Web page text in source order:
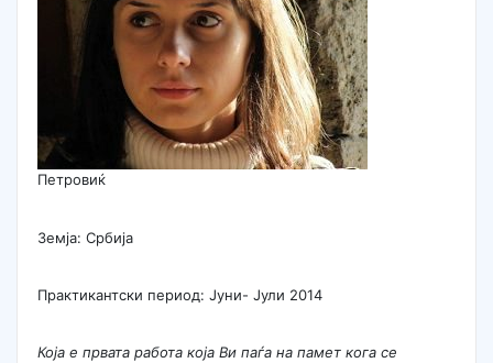
Петровиќ
Земја: Србија
Практикантски период: Јуни- Јули 2014
Која е првата работа која Ви паѓа на памет кога се